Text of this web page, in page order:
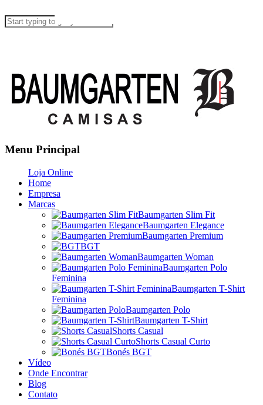
Menu Principal
Loja Online
Home
Empresa
Marcas
Baumgarten Slim Fit
Baumgarten Elegance
Baumgarten Premium
BGT
Baumgarten Woman
Baumgarten Polo
Feminina
Baumgarten T-Shirt
Feminina
Baumgarten Polo
Baumgarten T-Shirt
Shorts Casual
Shorts Casual Curto
Bonés BGT
Vídeo
Onde Encontrar
Blog
Contato